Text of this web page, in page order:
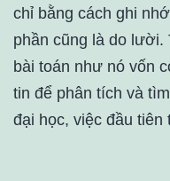
chỉ bằng cách ghi
phần cũng là do
bài toán như nó vốn
tin để phân tích và
đại học, việc đầu